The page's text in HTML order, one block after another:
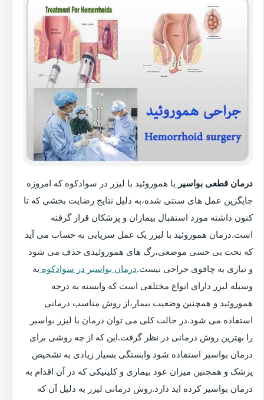
درمان قطعی بواسیر یا هموروئید با لیزر در سوادکوه که امروزه
جایگزین عمل های سنتی شده،به دلیل نتایج رضایت بخشی که تا
کنون داشته مورد استقبال بیماران و پزشکان قرار گرفته
است.درمان هموروئید با لیزر یک عمل سرپایی به حساب می آید
که تحت بی حسی موضعی،رگ های هموروئیدی حذف می شود
و نیازی به چاقوی جراحی نیست.درمان بواسیر در سوادکوه به
وسیله لیزر دارای انواع مختلفی است که وابسته به درجه
هموروئید و همچنین وضعیت بیمار،از روش مناسب درمانی
استفاده می شود.در حالت کلی می توان درمان با لیزر بواسیر
را بهترین روش درمانی در نظر گرفت.این که از چه روشی برای
درمان بواسیر استفاده شود وابستگی بسیار زیادی به تشخیص
پزشک و همچنین میزان عود بیماری و کلینیکی که در آن اقدام به
درمان بواسیر کرده اید دارد.روش درمانی لیزر به دلیل آن که